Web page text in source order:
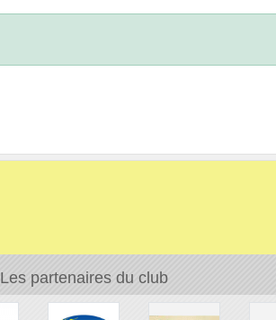
Les partenaires du club